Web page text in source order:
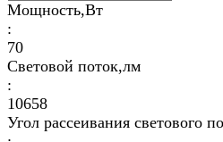
Мощность,Вт
:
70
Световой поток,лм
:
10658
Угол рассеивания светового